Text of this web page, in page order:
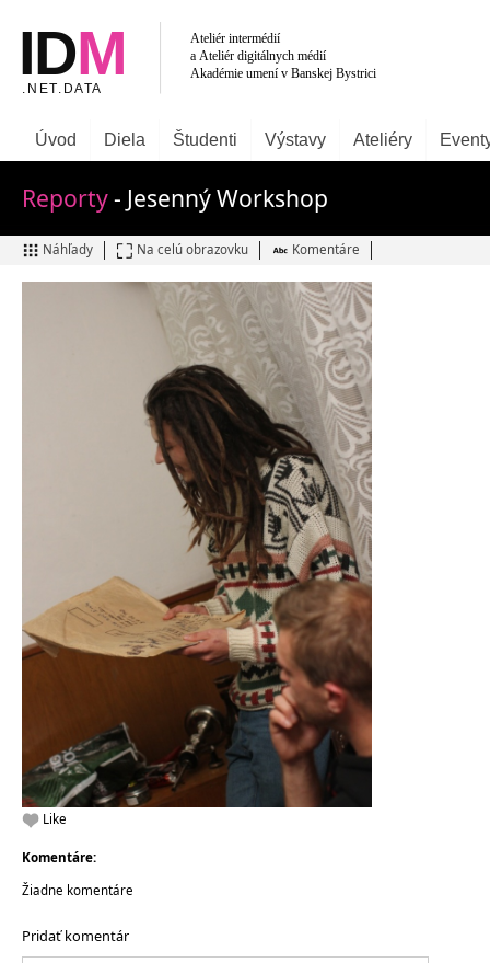
Úvod Diela Študenti Výstavy Ateliéry
Reporty- Jesenný Workshop
Náhľady Na celú obrazovku Komentáre
Like
Komentáre:
Žiadne komentáre
Pridať komentár